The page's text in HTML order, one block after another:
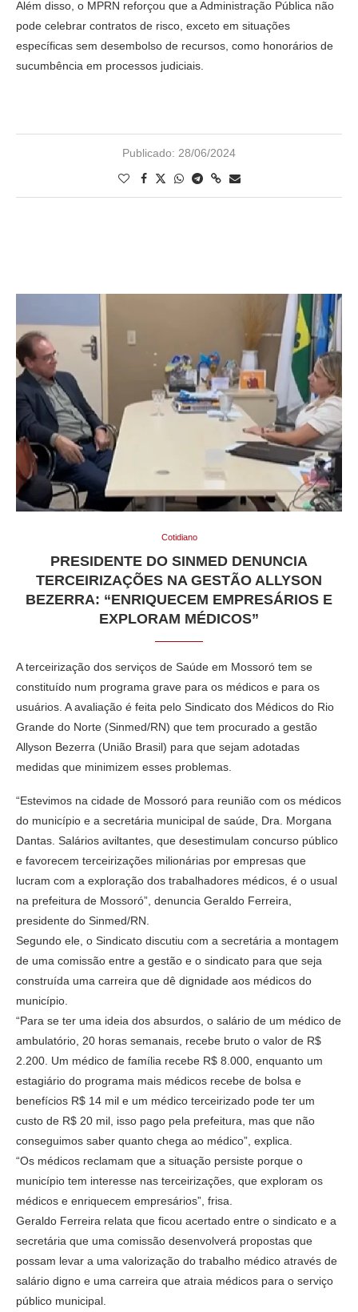
Além disso, o MPRN reforçou que a Administração Pública não
pode celebrar contratos de risco, exceto em situações
específicas sem desembolso de recursos, como honorários de
sucumbência em processos judiciais.
Publicado: 28/06/2024
Cotidiano
PRESIDENTE DO SINMED DENUNCIA
TERCEIRIZAÇÕES NA GESTÃO ALLYSON
BEZERRA: “ENRIQUECEM EMPRESÁRIOS E
EXPLORAM MÉDICOS”
A terceirização dos serviços de Saúde em Mossoró tem se
constituído num programa grave para os médicos e para os
usuários. A avaliação é feita pelo Sindicato dos Médicos do Rio
Grande do Norte (Sinmed/RN) que tem procurado a gestão
Allyson Bezerra (União Brasil) para que sejam adotadas
medidas que minimizem esses problemas.
“Estevimos na cidade de Mossoró para reunião com os médicos
do município e a secretária municipal de saúde, Dra. Morgana
Dantas. Salários aviltantes, que desestimulam concurso público
e favorecem terceirizações milionárias por empresas que
lucram com a exploração dos trabalhadores médicos, é o usual
na prefeitura de Mossoró”, denuncia Geraldo Ferreira,
presidente do Sinmed/RN.
Segundo ele, o Sindicato discutiu com a secretária a montagem
de uma comissão entre a gestão e o sindicato para que seja
construída uma carreira que dê dignidade aos médicos do
município.
“Para se ter uma ideia dos absurdos, o salário de um médico de
ambulatório, 20 horas semanais, recebe bruto o valor de R$
2.200. Um médico de família recebe R$ 8.000, enquanto um
estagiário do programa mais médicos recebe de bolsa e
benefícios R$ 14 mil e um médico terceirizado pode ter um
custo de R$ 20 mil, isso pago pela prefeitura, mas que não
conseguimos saber quanto chega ao médico”, explica.
“Os médicos reclamam que a situação persiste porque o
município tem interesse nas terceirizações, que exploram os
médicos e enriquecem empresários”, frisa.
Geraldo Ferreira relata que ficou acertado entre o sindicato e a
secretária que uma comissão desenvolverá propostas que
possam levar a uma valorização do trabalho médico através de
salário digno e uma carreira que atraia médicos para o serviço
público municipal.